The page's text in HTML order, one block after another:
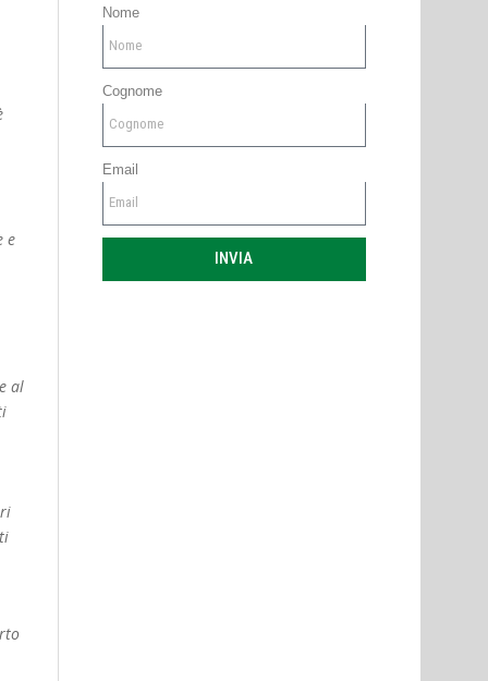
e
al
Nome
Cognome
Email
INVIA